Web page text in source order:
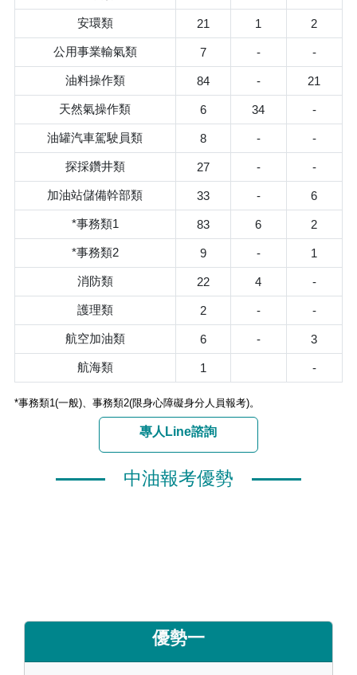
安環類 21 1 2
公用事業輸氣類 7 - -
油料操作類 84 - 21
天然氣操作類 6 34 -
油罐汽車駕駛員類 8 - -
探採鑽井類 27 - -
加油站儲備幹部類 33 - 6
*事務類1 83 6 2
*事務類2 9 - 1
消防類 22 4 -
護理類 2 - -
航空加油類 6 - 3
航海類 1 -
*事務類1(一般)、事務類2(限身心障礙身分人員報考)。
專人Line諮詢
中油報考優勢
優勢一